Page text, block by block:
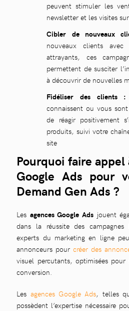
peuvent stimuler les
newsletter et les visites
Cibler de nouveaux
nouveaux clients
attrayants, ces
permettent de susciter
à découvrir de nouvelles
Fidéliser des clients :
connaissent ou vous
de réagir positivement
produits, suivi votre
site
Pourquoi faire
Google Ads pour
Demand Gen Ads ?
Les agences Google Ads jouent
dans la réussite des
experts du marketing en ligne
annonceurs pourcréer des
visuel percutants, optimisées
conversion.
Les agences Google Ads, telles
possèdent l’expertise nécessaire